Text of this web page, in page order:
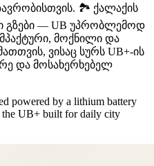
🏞️ ქალაქის
გზები — UB უპრობლემოდ
მოქნილი და
ვისაც სურს UB+-ის
და მოსახერხებელ
powered by a lithium battery
UB+ built for daily city